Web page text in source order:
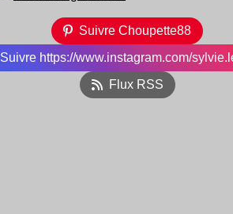
Suivre Choupette88
Suivre https://www.instagram.com/
Flux RSS